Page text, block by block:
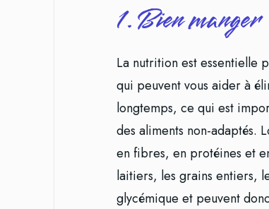
1. Bien manger
La nutrition est essentielle
qui peuvent vous aider à
longtemps, ce qui est
des aliments non-adaptés.
en fibres, en protéines et
laitiers, les grains entiers,
glycémique et peuvent